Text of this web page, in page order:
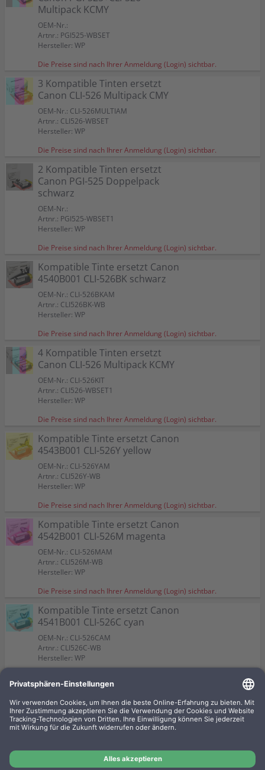
Multipack KCMY
OEM-Nr.:
Artnr.: PGI525-WBSET
Hersteller: WP
Die Preise sind nach Ihrer Anmeldung (Login) sichtbar.
3 Kompatible Tinten ersetzt
Canon CLI-526 Multipack CMY
OEM-Nr.: CLI-526MULTIAM
Artnr.: CLI526-WBSET
Hersteller: WP
Die Preise sind nach Ihrer Anmeldung (Login) sichtbar.
2 Kompatible Tinten ersetzt
Canon PGI-525 Doppelpack
schwarz
OEM-Nr.:
Artnr.: PGI525-WBSET1
Hersteller: WP
Die Preise sind nach Ihrer Anmeldung (Login) sichtbar.
Kompatible Tinte ersetzt Canon
4540B001 CLI-526BK schwarz
OEM-Nr.: CLI-526BKAM
Artnr.: CLI526BK-WB
Hersteller: WP
Die Preise sind nach Ihrer Anmeldung (Login) sichtbar.
4 Kompatible Tinten ersetzt
Canon CLI-526 Multipack KCMY
OEM-Nr.: CLI-526KIT
Artnr.: CLI526-WBSET1
Hersteller: WP
Die Preise sind nach Ihrer Anmeldung (Login) sichtbar.
Kompatible Tinte ersetzt Canon
4543B001 CLI-526Y yellow
OEM-Nr.: CLI-526YAM
Artnr.: CLI526Y-WB
Hersteller: WP
Die Preise sind nach Ihrer Anmeldung (Login) sichtbar.
Kompatible Tinte ersetzt Canon
4542B001 CLI-526M magenta
OEM-Nr.: CLI-526MAM
Artnr.: CLI526M-WB
Hersteller: WP
Die Preise sind nach Ihrer Anmeldung (Login) sichtbar.
Kompatible Tinte ersetzt Canon
4541B001 CLI-526C cyan
OEM-Nr.: CLI-526CAM
Artnr.: CLI526C-WB
Hersteller: WP
4529B001 PGI-525PGBK schwarz
OEM-Nr.: PGI-525PGBKAM
Artnr.: PGI525PGBK-WB
Die Preise sind nach Ihrer Anmeldung (Login) sichtbar.